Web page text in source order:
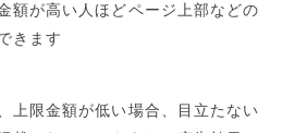
額が高い人ほどページ上部などの
きます
上限金額が低い場合、目立たない